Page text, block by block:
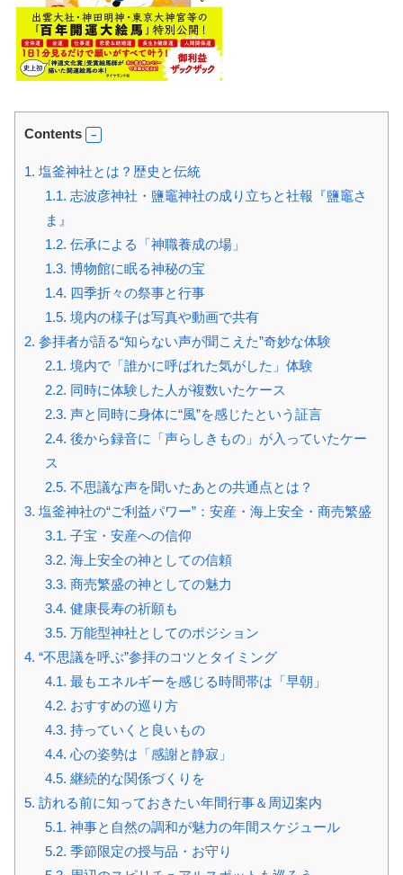
Contents
1. 塩釜神社とは？歴史と伝統
1.1. 志波彦神社・鹽竈神社の成り立ちと社報『鹽竈さ
ま』
1.2. 伝承による「神職養成の場」
1.3. 博物館に眠る神秘の宝
1.4. 四季折々の祭事と行事
1.5. 境内の様子は写真や動画で共有
2. 参拝者が語る“知らない声が聞こえた”奇妙な体験
2.1. 境内で「誰かに呼ばれた気がした」体験
2.2. 同時に体験した人が複数いたケース
2.3. 声と同時に身体に“風”を感じたという証言
2.4. 後から録音に「声らしきもの」が入っていたケー
ス
2.5. 不思議な声を聞いたあとの共通点とは？
3. 塩釜神社の“ご利益パワー”：安産・海上安全・商売繁盛
3.1. 子宝・安産への信仰
3.2. 海上安全の神としての信頼
3.3. 商売繁盛の神としての魅力
3.4. 健康長寿の祈願も
3.5. 万能型神社としてのポジション
4. “不思議を呼ぶ”参拝のコツとタイミング
4.1. 最もエネルギーを感じる時間帯は「早朝」
4.2. おすすめの巡り方
4.3. 持っていくと良いもの
4.4. 心の姿勢は「感謝と静寂」
4.5. 継続的な関係づくりを
5. 訪れる前に知っておきたい年間行事＆周辺案内
5.1. 神事と自然の調和が魅力の年間スケジュール
5.2. 季節限定の授与品・お守り